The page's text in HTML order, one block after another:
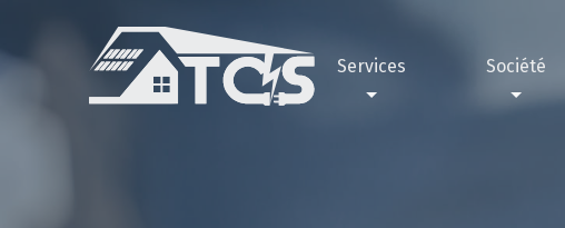
Services Société
Garantie